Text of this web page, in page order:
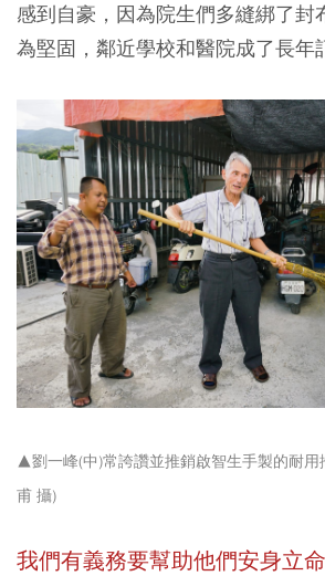
感到自豪，因為院生們多縫綁了封
為堅固，鄰近學校和醫院成了長年
▲劉一峰(中)常誇讚並推銷啟智生手製的耐用
甫 攝)
我們有義務要幫助他們安身立命